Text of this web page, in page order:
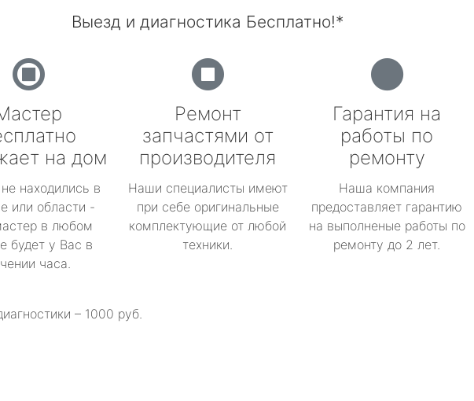
Выезд и диагностика Бесплатно!*
на дом
находились в
или области -
в любом
будет у Вас в
часа.
Ремонт
запчастями от
производителя
Наши специалисты имеют
при себе оригинальные
комплектующие от любой
техники.
Гарантия на
работы по
ремонту
Наша компания
предоставляет гарантию
на выполненые работы по
ремонту до 2 лет.
– 1000 руб.